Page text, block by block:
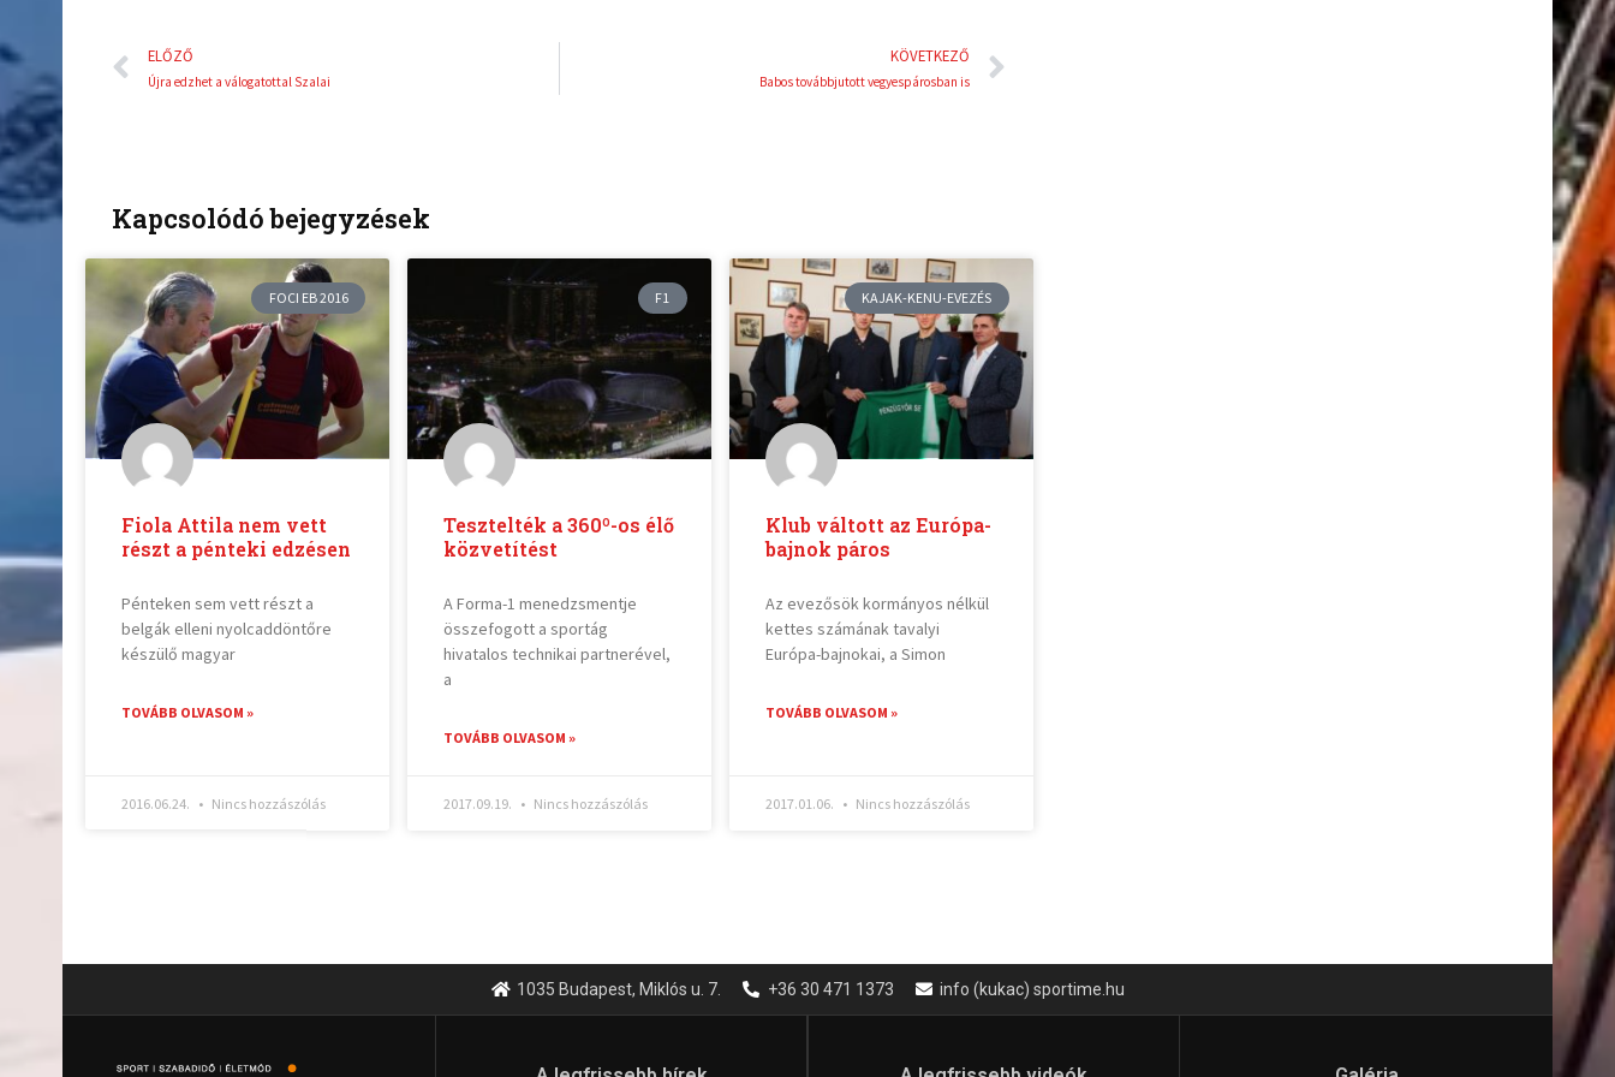
Előző
ELŐZŐ
Újra edzhet a válogatottal Szalai
KÖVETKEZŐ
Babos továbbjutott vegyespárosban is
Kapcsolódó bejegyzések
FOCI EB 2016
Fiola Attila nem vett
részt a pénteki edzésen
Pénteken sem vett részt a
belgák elleni nyolcaddöntőre
készülő magyar
TOVÁBB OLVASOM »
2016.06.24. Nincs hozzászólás
F1
Tesztelték a 360º-os élő
közvetítést
A Forma-1 menedzsmentje
összefogott a sportág
hivatalos technikai partnerével,
a
TOVÁBB OLVASOM »
2017.09.19. Nincs hozzászólás
KAJAK-KENU-EVEZÉS
Klub váltott az Európa-
bajnok páros
Az evezősök kormányos nélkül
kettes számának tavalyi
Európa-bajnokai, a Simon
TOVÁBB OLVASOM »
2017.01.06. Nincs hozzászólás
1035 Budapest, Miklós u. 7. +36 30 471 1373 info (kukac) sportime.hu